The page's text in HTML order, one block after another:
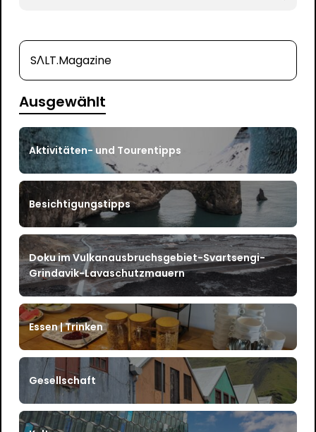
SΛLT.Magazine
Ausgewählt
Aktivitäten- und Tourentipps
Besichtigungstipps
Doku im Vulkanausbruchsgebiet-Svartsengi-
Grindavik-Lavaschutzmauern
Essen | Trinken
Gesellschaft